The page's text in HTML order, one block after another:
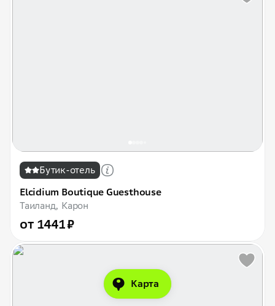
Бутик-отель
Elcidium Boutique Guesthouse
Таиланд, Карон
от 1441 ₽
Карта